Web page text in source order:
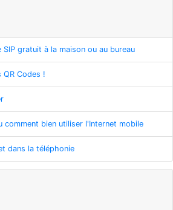
gratuit à la maison ou au bureau
QR Codes !
comment bien utiliser l'Internet mobile
dans la téléphonie